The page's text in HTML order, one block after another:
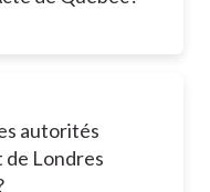
autorités
Londres